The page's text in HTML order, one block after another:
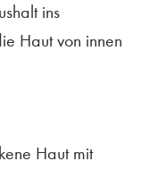
ins
Haut von innen
Haut mit